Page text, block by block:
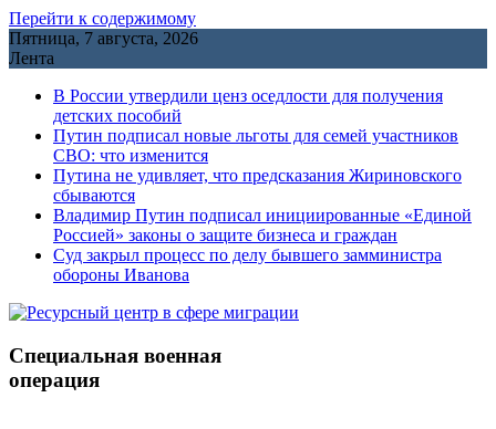
Перейти к содержимому
Пятница, 7 августа, 2026
Лента
В России утвердили ценз оседлости для получения
детских пособий
Путин подписал новые льготы для семей участников
СВО: что изменится
Путина не удивляет, что предсказания Жириновского
сбываются
Владимир Путин подписал инициированные «Единой
Россией» законы о защите бизнеса и граждан
Cуд закрыл процесс по делу бывшего замминистра
обороны Иванова
Специальная военная
операция